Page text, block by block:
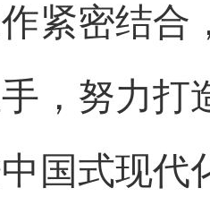
紧密结合
，努力打
国式现代